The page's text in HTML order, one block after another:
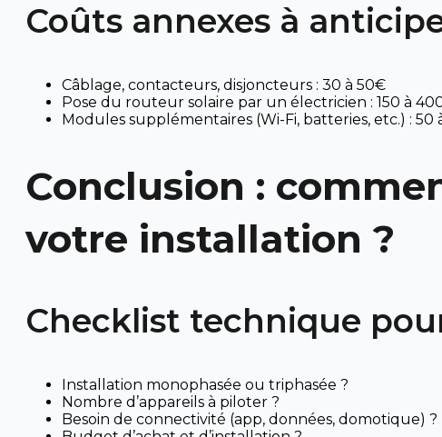
Coûts annexes à
Câblage, contacteurs, disjoncteurs : 30 à 50€
Pose du routeur solaire par un électricien : 150 à
Modules supplémentaires (Wi-Fi, batteries, etc.) : 50
Conclusion :
votre installation ?
Checklist technique
Installation monophasée ou triphasée ?
Nombre d’appareils à piloter ?
Besoin de connectivité (app, données, domotique) ?